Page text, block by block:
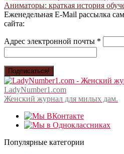
Аниматоры: краткая история
Еженедельная E-Mail рассылка
сайта:
Адрес электронной почты *
LadyNumber1.com
Женский журнал для милых дам.
Популярные категории